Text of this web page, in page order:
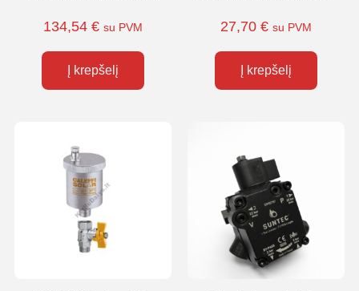
134,54 € su PVM
Į krepšelį
27,70 € su PVM
Į krepšelį